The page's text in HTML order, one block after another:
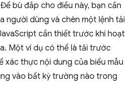
bù đắp cho điều này, bạn cần
người dùng và chèn một lệnh tải
cần thiết trước khi hoạt
Một ví dụ có thể là tải trước
xác thực nội dung của biểu mẫu
vào bất kỳ trường nào trong